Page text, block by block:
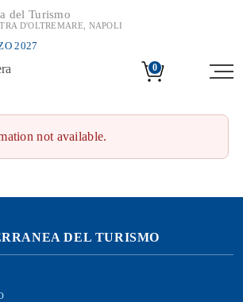
del Turismo
D'OLTREMARE, NAPOLI
2027
0
not available.
DEL TURISMO